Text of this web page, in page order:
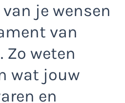
je wensen
van
Zo weten
wat jouw
en